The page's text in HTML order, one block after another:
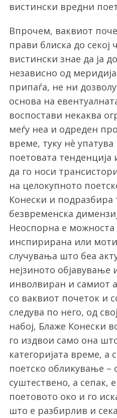
вистински вредни
Впрочем, ваквиот
прави блиска до секој
вистински знае да ја
независно од
припаѓа, не ни
основа на
воспостави некаква
меѓу неа и одреден
време, туку нè
поетовата тенденција
да го носи
на целокупното
Конески и
безвременска
Неоспорна е можноста
инспирирана или
случувања што беа
нејзиното
инволвиран и самиот
со ваквиот почеток и
следува по него, од
набој, Блаже Конески
го издвои само она
категоријата време, а
поетско обликување –
суштествено, а сепак,
поетовото око и го
што е разбирлив и